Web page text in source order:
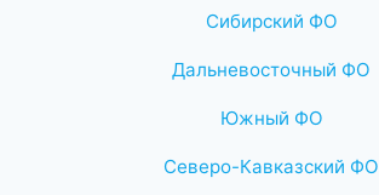
Сибирский ФО
Дальневосточный ФО
Южный ФО
Северо-Кавказский ФО